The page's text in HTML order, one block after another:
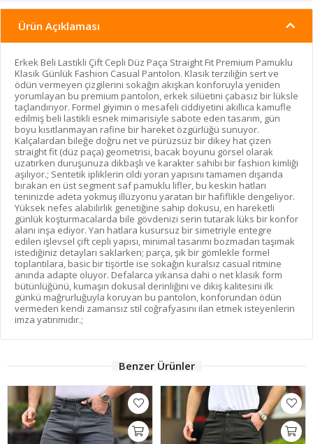
Ürün Açıklaması
Erkek Beli Lastikli Çift Cepli Düz Paça Straight Fit Premium Pamuklu
Klasik Günlük Fashion Casual Pantolon. Klasik terziliğin sert ve
ödün vermeyen çizgilerini sokağın akışkan konforuyla yeniden
yorumlayan bu premium pantolon, erkek silüetini çabasız bir lüksle
taçlandırıyor. Formel giyimin o mesafeli ciddiyetini akıllıca kamufle
edilmiş beli lastikli esnek mimarisiyle sabote eden tasarım, gün
boyu kısıtlanmayan rafine bir hareket özgürlüğü sunuyor.
Kalçalardan bileğe doğru net ve pürüzsüz bir dikey hat çizen
straight fit (düz paça) geometrisi, bacak boyunu görsel olarak
uzatırken duruşunuza dikbaşlı ve karakter sahibi bir fashion kimliği
aşılıyor.; Sentetik ipliklerin cildi yoran yapısını tamamen dışarıda
bırakan en üst segment saf pamuklu lifler, bu keskin hatları
teninizde adeta yokmuş illüzyonu yaratan bir hafiflikle dengeliyor.
Yüksek nefes alabilirlik genetiğine sahip dokusu, en hareketli
günlük koşturmacalarda bile gövdenizi serin tutarak lüks bir konfor
alanı inşa ediyor. Yan hatlara kusursuz bir simetriyle entegre
edilen işlevsel çift cepli yapısı, minimal tasarımı bozmadan taşımak
istediğiniz detayları saklarken; parça, şık bir gömlekle formel
toplantılara, basic bir tişörtle ise sokağın kuralsız casual ritmine
anında adapte oluyor. Defalarca yıkansa dahi o net klasik form
bütünlüğünü, kumaşın dokusal derinliğini ve dikiş kalitesini ilk
günkü mağrurluğuyla koruyan bu pantolon, konforundan ödün
vermeden kendi zamansız stil coğrafyasını ilan etmek isteyenlerin
imza yatırımıdır.;
Benzer Ürünler